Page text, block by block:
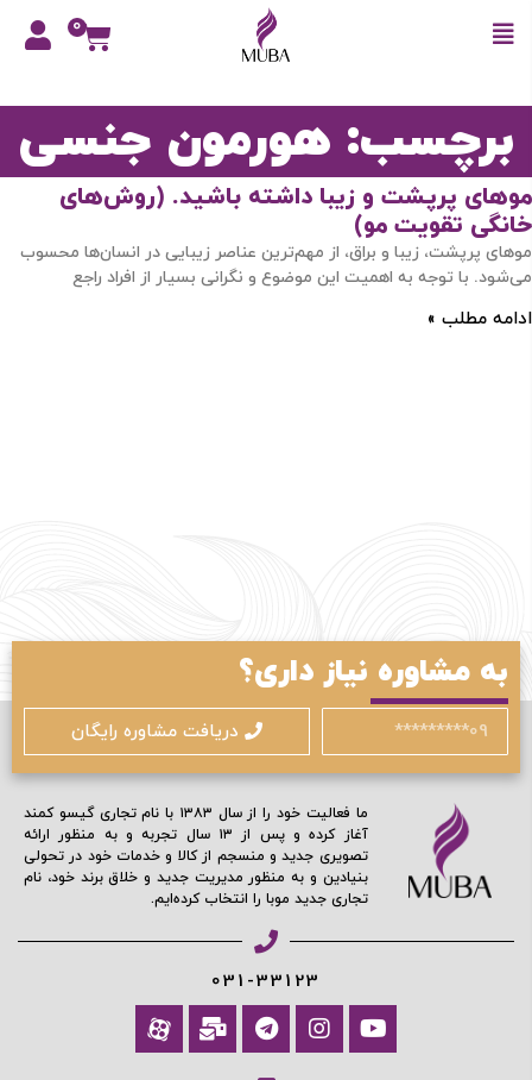
0
برچسب: هورمون جنسی
موهای پرپشت و زیبا داشته باشید. (روش‌های
خانگی تقویت مو)
موهای پرپشت، زیبا و براق، از مهم‌ترین عناصر زیبایی در انسان‌ها محسوب
می‌شود. با توجه به اهمیت این موضوع و نگرانی بسیار از افراد راجع
ادامه مطلب »
به مشاوره نیاز داری؟
دریافت مشاوره رایگان
ما فعالیت خود را از سال ۱۳۸۳ با نام تجاری گیسو کمند
آغاز کرده و پس از ۱۳ سال تجربه و به منظور ارائه
تصویری جدید و منسجم از کالا و خدمات خود در تحولی
بنیادین و به منظور مدیریت جدید و خلاق برند خود، نام
تجاری جدید موبا را انتخاب کرده‌ایم.
031-33123
ورود / ثبت نام
با شماره موبایل
مرا به خاطر بسپار
ادامه دهید
آیا هنوز عضو نشده اید؟ اکنون ثبت نام کنید